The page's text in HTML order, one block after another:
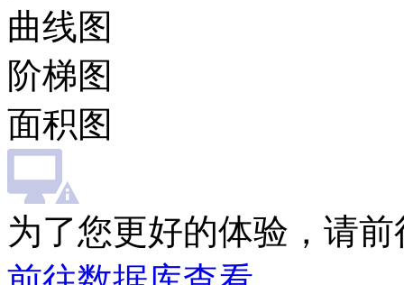
曲线图
阶梯图
面积图
为了您更好的体验，请